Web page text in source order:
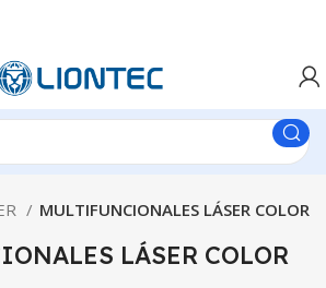
MULTIFUNCIONALES LÁSER COLOR
LÁSER COLOR